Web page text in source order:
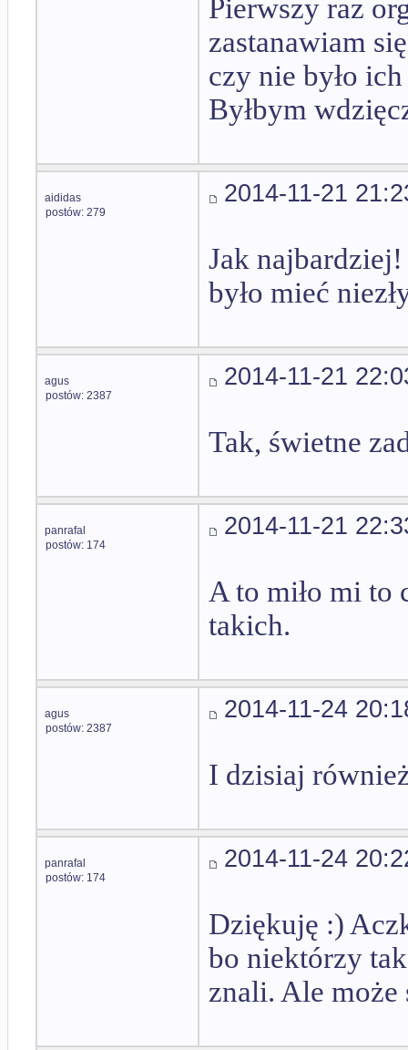
Pierwszy raz
zastanawiam
czy nie było
Byłbym
aididas
postów: 279
2014-11-21
Jak
było mieć
agus
postów: 2387
2014-11-21
Tak, świetne
panrafal
postów: 174
2014-11-21
A to miło mi to
takich.
agus
postów: 2387
2014-11-24
I dzisiaj
panrafal
postów: 174
2014-11-24
Dziękuję :)
bo niektórzy
znali. Ale może